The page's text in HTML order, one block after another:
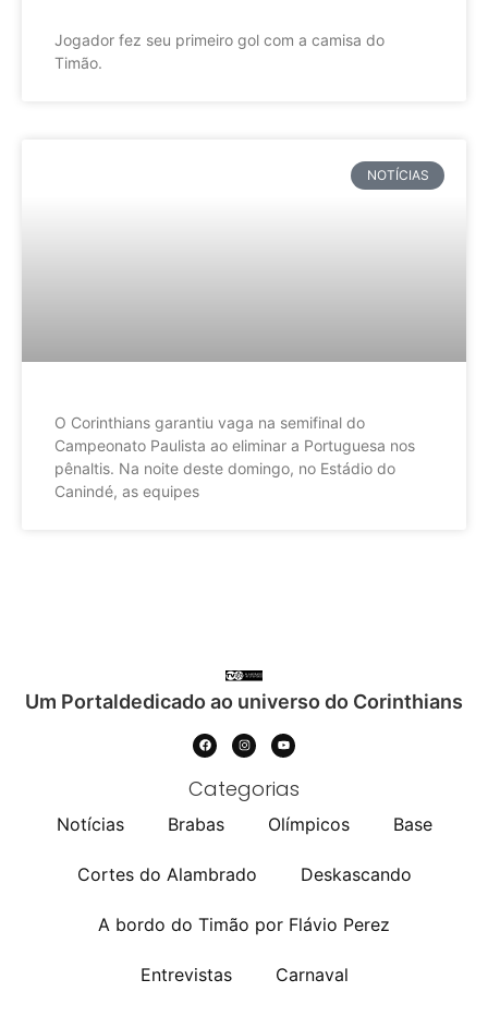
Jogador fez seu primeiro gol com a camisa do
Timão.
NOTÍCIAS
O Corinthians garantiu vaga na semifinal do
Campeonato Paulista ao eliminar a Portuguesa nos
pênaltis. Na noite deste domingo, no Estádio do
Canindé, as equipes
Um Portaldedicado ao universo do Corinthians
Categorias
Notícias Brabas Olímpicos Base
Cortes do Alambrado Deskascando
A bordo do Timão por Flávio Perez
Entrevistas Carnaval